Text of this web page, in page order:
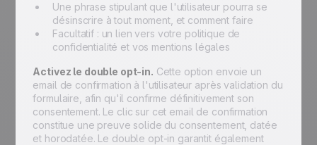
Une phrase stipulant que l'utilisateur pourra se
désinscrire à tout moment, et comment faire
Facultatif : un lien vers votre politique de
confidentialité et vos mentions légales
Activez le double opt-in. Cette option envoie un
email de confirmation à l'utilisateur après validation du
formulaire, afin qu'il confirme définitivement son
consentement. Le clic sur cet email de confirmation
constitue une preuve solide du consentement, datée
et horodatée. Le double opt-in garantit également